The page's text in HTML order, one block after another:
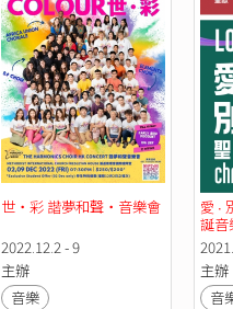
世‧彩 諧夢和聲‧音樂會
2022.12.2 - 9
主辦
音樂
愛 ∙
誕音
主辦
音